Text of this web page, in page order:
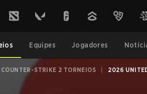
Equipes Jogadores
COUNTER-STRIKE 2 TORNEIOS 2026